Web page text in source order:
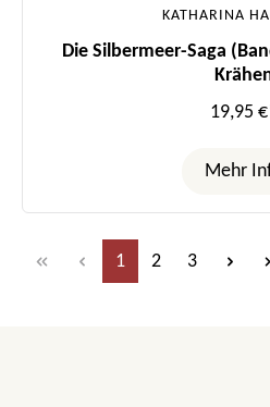
KATHARINA
Die Silbermeer-Saga
19,95
Mehr
Seite
1 Seite
2 Seite
3